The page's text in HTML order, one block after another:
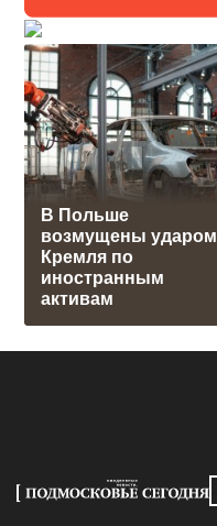
В Польше
возмущены ударом
Кремля по
иностранным
активам